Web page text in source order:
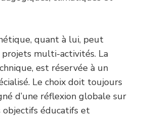
quant à lui, peut
projets multi-activités. La
est réservée à un
Le choix doit toujours
d’une réflexion globale sur
objectifs éducatifs et